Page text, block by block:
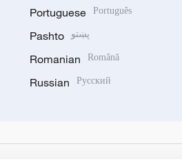
Portuguese Português
Pashto پښتو
Romanian Română
Russian Русский